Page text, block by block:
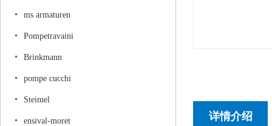
ms armaturen
Pompetravaini
Brinkmann
pompe cucchi
Steimel
ensival-moret 详情介绍